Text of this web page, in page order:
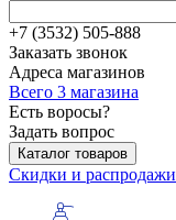
+7 (3532) 505-888
Заказать звонок
Адреса магазинов
Всего 3 магазина
Есть воросы?
Задать вопрос
Каталог товаров
Скидки и распродажи